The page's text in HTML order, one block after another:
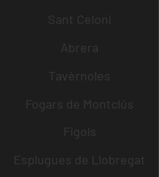
Sant Celoni
Abrera
Tavèrnoles
Fogars de Montclús
Fígols
Esplugues de Llobregat